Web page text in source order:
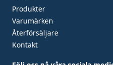
Produkter
Varumärken
Återförsäljare
Kontakt